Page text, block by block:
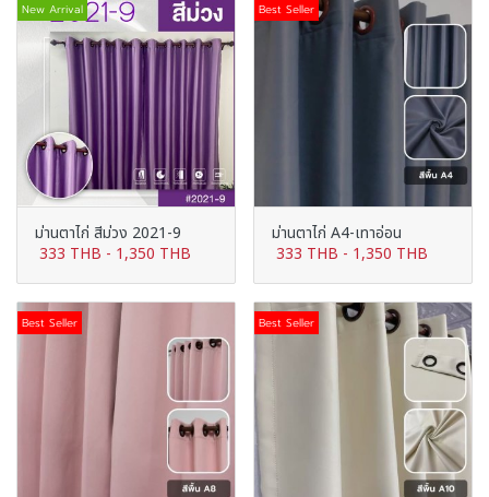
New Arrival
ม่านตาไก่ สีม่วง 2021-9
333 THB - 1,350 THB
Best Seller
ม่านตาไก่ A4-เทาอ่อน
333 THB - 1,350 THB
Best Seller Best Seller